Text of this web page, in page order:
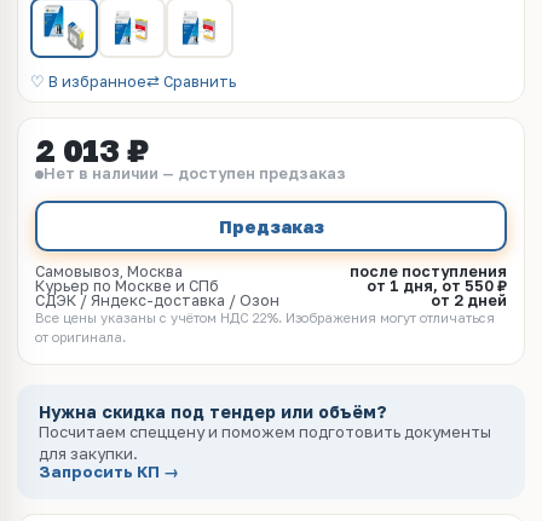
♡ В избранное⇄ Сравнить
2 013 ₽
Нет в наличии — доступен предзаказ
Предзаказ
Самовывоз, Москва
после поступления
Курьер по Москве и СПб
от 1 дня, от 550 ₽
СДЭК / Яндекс-доставка / Озон
от 2 дней
Все цены указаны с учётом НДС 22%. Изображения могут отличаться
от оригинала.
Нужна скидка под тендер или объём?
Посчитаем спеццену и поможем подготовить документы
для закупки.
Запросить КП →